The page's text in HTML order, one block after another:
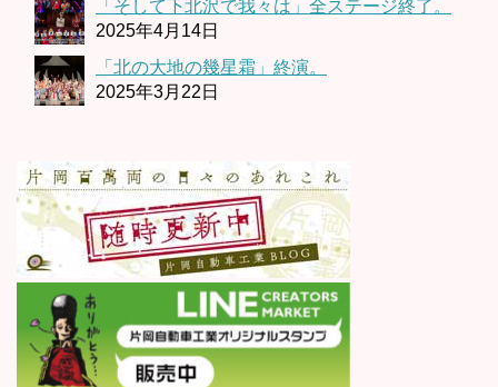
「そして下北沢で我々は」全ステージ終了。
2025年4月14日
「北の大地の幾星霜」終演。
2025年3月22日